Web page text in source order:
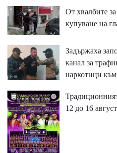
От хвалбите
купуване на
Задържаха
канал за
наркотици
12 до 16 август